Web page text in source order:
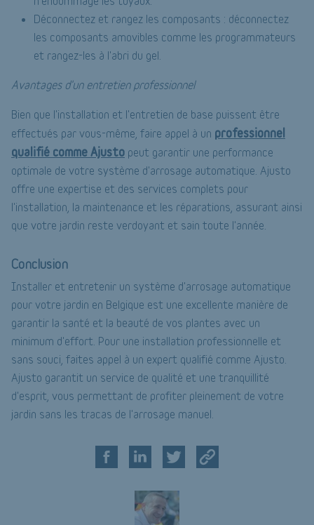
Déconnectez et rangez les composants : déconnectez
les composants amovibles comme les programmateurs
et rangez-les à l'abri du gel.
Avantages d'un entretien professionnel
Bien que l'installation et l'entretien de base puissent être
effectués par vous-même, faire appel à un professionnel
qualifié comme Ajusto peut garantir une performance
optimale de votre système d'arrosage automatique. Ajusto
offre une expertise et des services complets pour
l'installation, la maintenance et les réparations, assurant ainsi
que votre jardin reste verdoyant et sain toute l'année.
Conclusion
Installer et entretenir un système d'arrosage automatique
pour votre jardin en Belgique est une excellente manière de
garantir la santé et la beauté de vos plantes avec un
minimum d'effort. Pour une installation professionnelle et
sans souci, faites appel à un expert qualifié comme Ajusto.
Ajusto garantit un service de qualité et une tranquillité
d'esprit, vous permettant de profiter pleinement de votre
jardin sans les tracas de l'arrosage manuel.